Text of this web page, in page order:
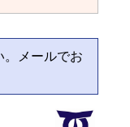
。メールでお